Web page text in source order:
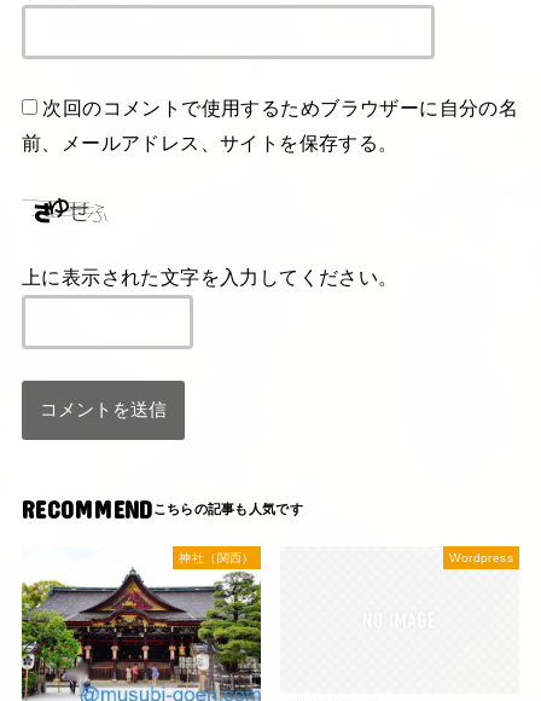
次回のコメントで使用するためブラウザーに自分の名
前、メールアドレス、サイトを保存する。
上に表示された文字を入力してください。
RECOMMEND
神社（関西） Wordpress